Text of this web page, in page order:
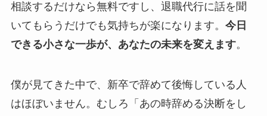
相談するだけなら無料ですし、退職代行に話を聞
いてもらうだけでも気持ちが楽になります。 今日
できる小さな一歩が、あなたの未来を変えます。
僕が見てきた中で、新卒で辞めて後悔している人
はほぼいません。むしろ「あの時辞める決断をし